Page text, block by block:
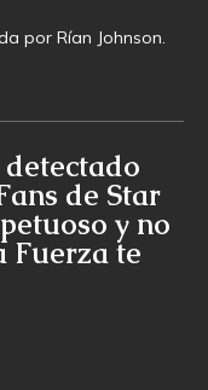
por Rían Johnson.
detectado
de Star
y no
Fuerza te